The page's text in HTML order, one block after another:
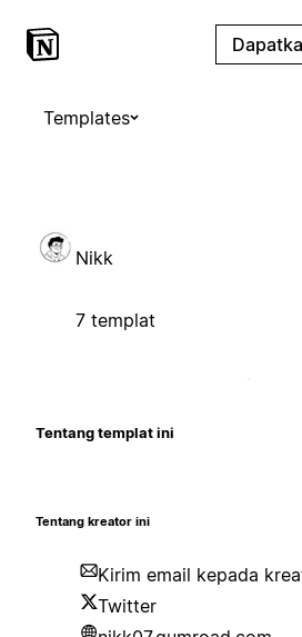
Templates
Nikk
7 templat
Tentang templat ini
Tentang kreator ini
Kirim email kepada
Twitter